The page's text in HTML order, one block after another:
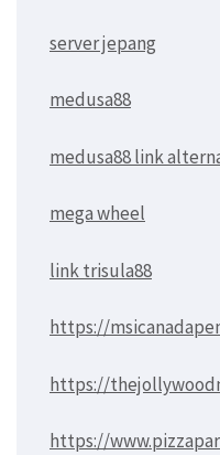
server jepang
medusa88
medusa88 link
mega wheel
link trisula88
https://
https://
https://